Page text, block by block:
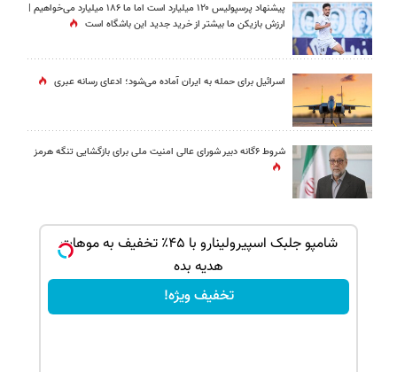
پیشنهاد پرسپولیس ۱۲۰ میلیارد است اما ما ۱۸۶ میلیارد می‌خواهیم |
ارزش بازیکن ما بیشتر از خرید جدید این باشگاه است
اسرائیل برای حمله به ایران آماده می‌شود؛ ادعای رسانه عبری
شروط ۶گانه دبیر شورای عالی امنیت ملی برای بازگشایی تنگه هرمز
شامپو جلبک اسپیرولینارو با ۴۵٪ تخفیف به موهات
هدیه بده
تخفیف ویژه!